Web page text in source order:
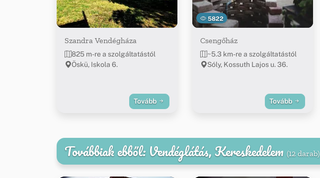
Szandra Vendégháza
825 m-re a szolgáltatástól
Öskü, Iskola 6.
Tovább
5822
Csengőház
~5.3 km-re a szolgáltatástól
Sóly, Kossuth Lajos u. 36.
Tovább
Továbbiak ebből: Vendéglátás, Kereskedelem (12 darab)